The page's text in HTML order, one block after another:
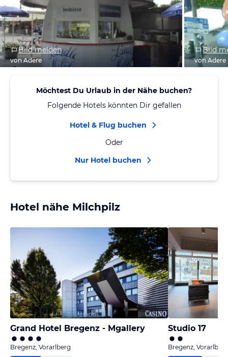
Bild melden
von Adere
Bild
von Adere
Möchtest Du Urlaub in der Nähe buchen?
Folgende Hotels könnten Dir gefallen
Hotel & Flug buchen
Oder
Nur Hotel buchen
Hotel nähe Milchpilz
Grand Hotel Bregenz - Mgallery
Bregenz, Vorarlberg
Studio 17
Bregenz, Vorarlberg